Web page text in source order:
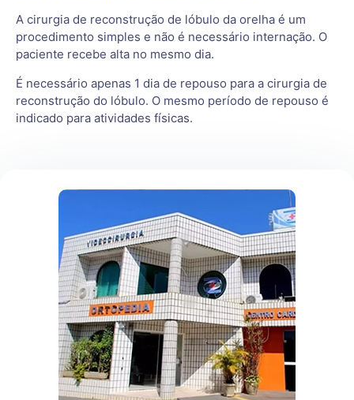
A cirurgia de reconstrução de lóbulo da orelha é um
procedimento simples e não é necessário internação. O
paciente recebe alta no mesmo dia.
É necessário apenas 1 dia de repouso para a cirurgia de
reconstrução do lóbulo. O mesmo período de repouso é
indicado para atividades físicas.